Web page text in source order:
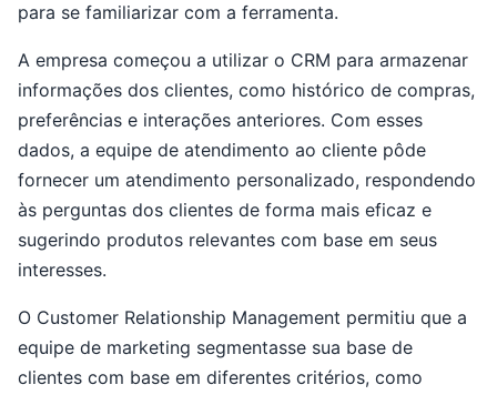
para se familiarizar com a ferramenta.
A empresa começou a utilizar o CRM para armazenar
informações dos clientes, como histórico de compras,
preferências e interações anteriores. Com esses
dados, a equipe de atendimento ao cliente pôde
fornecer um atendimento personalizado, respondendo
às perguntas dos clientes de forma mais eficaz e
sugerindo produtos relevantes com base em seus
interesses.
O Customer Relationship Management permitiu que a
equipe de marketing segmentasse sua base de
clientes com base em diferentes critérios, como